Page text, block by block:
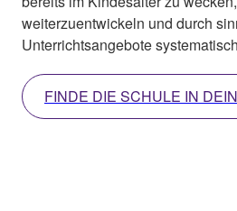
weiterzuentwickeln und durch
Unterrichtsangebote
FINDE DIE SCHULE IN